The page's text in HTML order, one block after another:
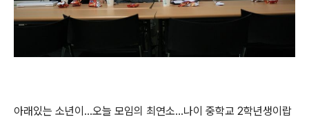
아래있는 소년이...오늘 모임의 최연소...나이 중학교 2학년생이랍